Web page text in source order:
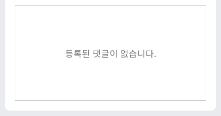
등록된 댓글이 없습니다.